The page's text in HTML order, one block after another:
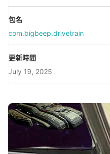
包名
com.bigbeep.drivetrain
更新時間
July 19, 2025